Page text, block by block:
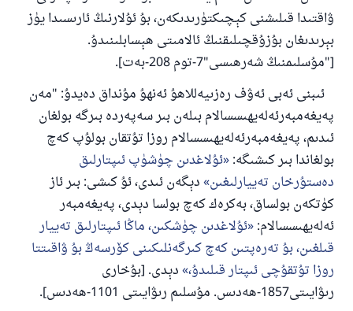
ۋاقتىدا قىلىشنى كېچىكتۈرىدىكەن، بۇ ئۇلارنىڭ ئارىسىدا يۈز
بېرىدىغان بۇزۇقچىلىقنىڭ ئالامىتى ھېسابلىنىدۇ.
["مۇسلىمنىڭ شەرھىسى"7-توم 208-بەت].
ئىبنى ئەبى ئەۋف رەزىيەللاھۇ ئەنھۇ مۇنداق دەيدۇ: "مەن
پەيغەمبەرئەلەيھىسسالام بىلەن بىر سەپەردە بىرگە بولغان
ئىدىم، پەيغەمبەرئەلەيھىسسالام روزا تۇتقان بولۇپ كەچ
بولغاندا بىر كىشىگە: ئۇلاغدىن چۈشۈپ ئىپتارلىق
دەستۇرخان تەييارلىغىن دېگەن ئىدى، ئۇ كىشى: بىر ئاز
كۈتكەن بولساق، بەكرەك كەچ بولسا دېدى، پەيغەمبەر
ئەلەيھىسسالام: ئۇلاغدىن چۈشكىن، ماڭا ئىپتارلىق تەييار
قىلغىن، بۇ تەرەپتىن كەچ كىرگەنلىكىنى كۆرسەڭ بۇ ۋاقىتتا
روزا تۇتقۇچى ئىپتار قىلىدۇ، دېدى. [بۇخارى
رىۋايىتى1857-ھەدىس. مۇسلىم رىۋايىتى 1101-ھەدىس].
110845 - نومۇرلۇق سوئالنىڭ جاۋابى
ئائىلىنى ساقلاپ قالدى
ئۇممەتكە جاۋاپ بېرىشىمىزگە ياردەم قىلىڭ
پەيغەمبەرئەلەيھىسسالام مۇنداق دېگەن:
ياخشىلىققا باشلارپ قويغان كىشى قىلغۇچىغا
ئوخشاش ساۋاپقا ئېرىشىدۇ
مۇسلىم رىۋايەت قىلغان (1893) ھەدىس